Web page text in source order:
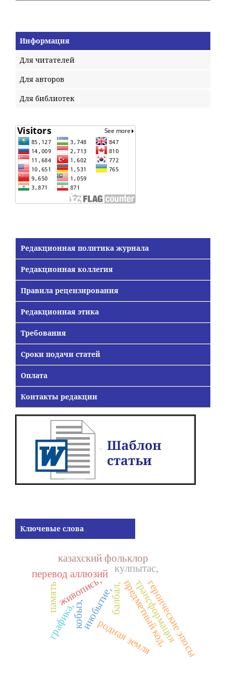
Информация
Для читателей
Для авторов
Для библиотек
Редакционная политика журнала
Редакционная коллегия
Правила рецензирования
Редакционная этика
Требования
Сроки подачи статей
Оплата
Контакты редакции
Ключевые слова
живопись,
графика,кобыз, балбал,
кулпытас,
предметный код,
инобытие,
память
перевод аллюзий
трансформация
родная земля
казахский фольклор
героические эпосы